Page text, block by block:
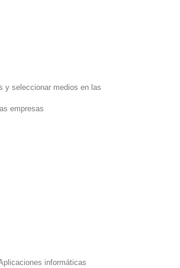
y seleccionar medios en las
empresas
informáticas